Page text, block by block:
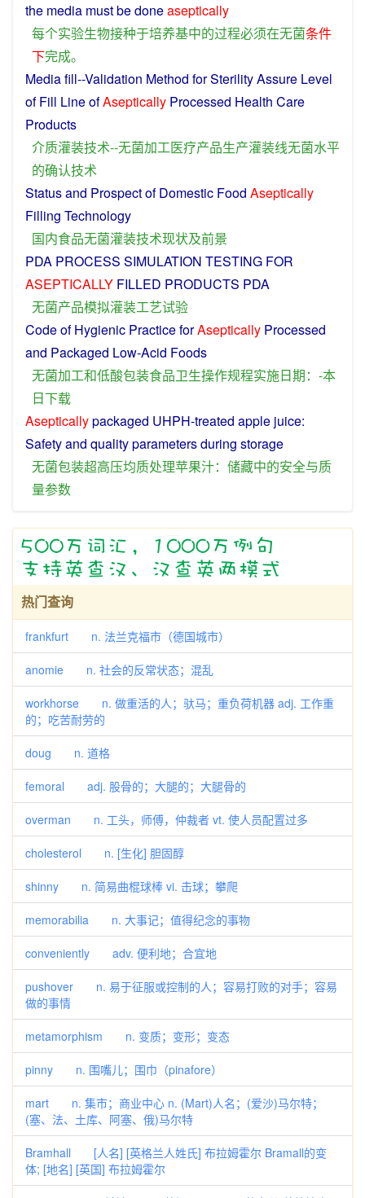
the media mustbedoneaseptically
每个实验生物接种于培养基中的过程必须在无菌条件
下完成。
Mediafill--Validation Method forSterilityAssure Level
of Fill LineofAseptically Processed Health Care
Products
介质灌装技术--无菌加工医疗产品生产灌装线无菌水平
的确认技术
Statusand ProspectofDomestic Food Aseptically
Filling Technology
国内食品无菌灌装技术现状及前景
PDA PROCESS SIMULATION TESTING FOR
ASEPTICALLY FILLED PRODUCTS PDA
无菌产品模拟灌装工艺试验
Code ofHygienic PracticeforAseptically Processed
and Packaged Low-Acid Foods
无菌加工和低酸包装食品卫生操作规程实施日期：-本
日下载
Asepticallypackaged UHPH-treated apple juice:
Safetyand qualityparametersduring storage
无菌包装超高压均质处理苹果汁： 储藏中的安全与质
量参数
热门查询
frankfurt n. 法兰克福市（德国城市）
anomie n. 社会的反常状态；混乱
workhorse n. 做重活的人；驮马；重负荷机器 adj. 工作重
的；吃苦耐劳的
doug n. 道格
femoral adj. 股骨的；大腿的；大腿骨的
overman n. 工头，师傅，仲裁者 vt. 使人员配置过多
cholesterol n. [生化] 胆固醇
shinny n. 简易曲棍球棒 vi. 击球；攀爬
memorabilia n. 大事记；值得纪念的事物
conveniently adv. 便利地；合宜地
pushover n. 易于征服或控制的人；容易打败的对手；容易
做的事情
metamorphism n. 变质；变形；变态
pinny n. 围嘴儿；围巾（pinafore）
mart n. 集市；商业中心 n. (Mart)人名；(爱沙)马尔特；
(塞、法、土库、阿塞、俄)马尔特
Bramhall [人名] [英格兰人姓氏] 布拉姆霍尔 Bramall的变
体; [地名] [英国] 布拉姆霍尔